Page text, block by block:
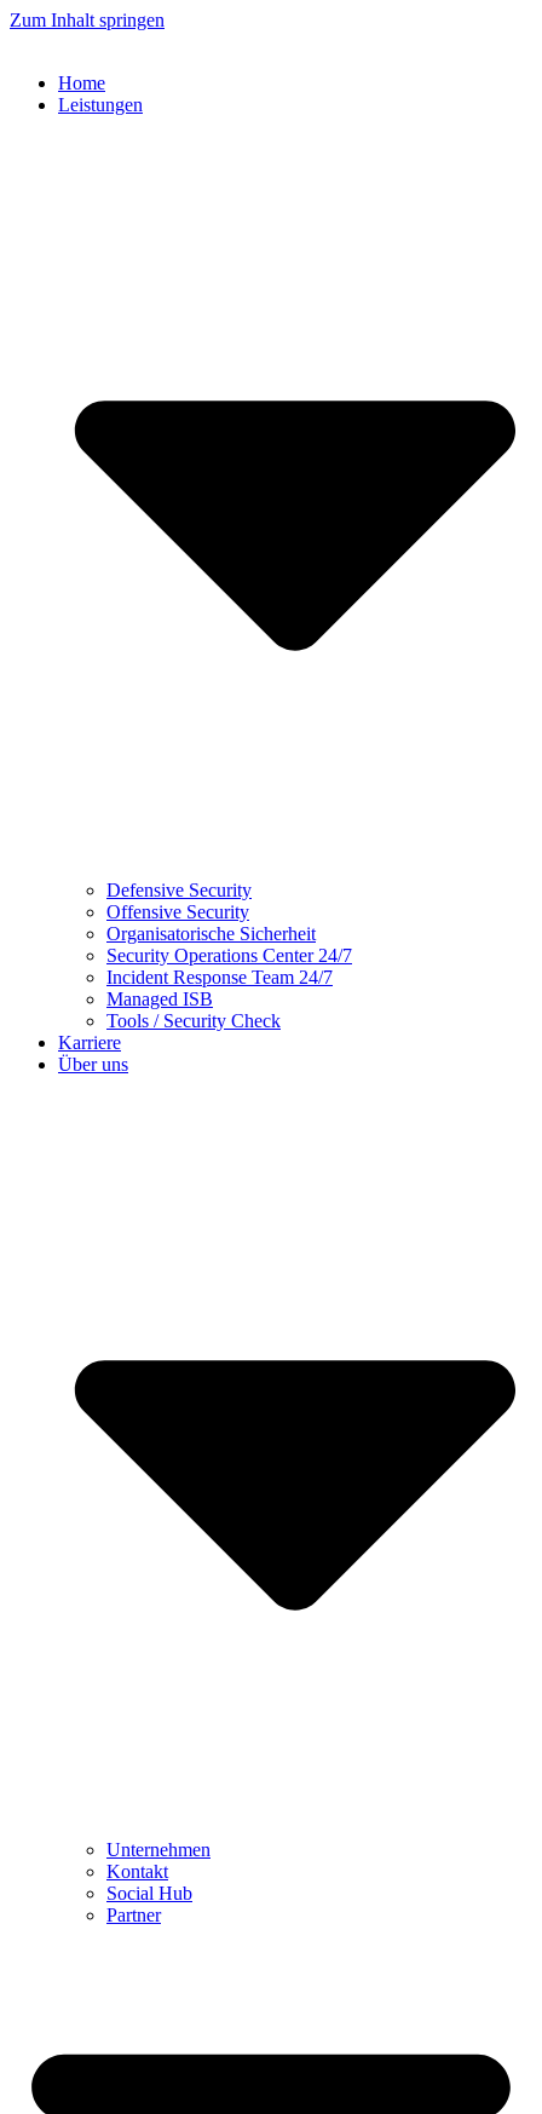
Zum Inhalt springen
Home
Leistungen
Defensive Security
Offensive Security
Organisatorische Sicherheit
Security Operations Center 24/7
Incident Response Team 24/7
Managed ISB
Tools / Security Check
Karriere
Über uns
Unternehmen
Kontakt
Social Hub
Partner